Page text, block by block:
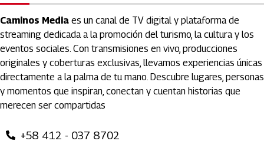
Caminos Media es un canal de TV digital y plataforma de
streaming dedicada a la promoción del turismo, la cultura y los
eventos sociales. Con transmisiones en vivo, producciones
originales y coberturas exclusivas, llevamos experiencias únicas
directamente a la palma de tu mano. Descubre lugares, personas
y momentos que inspiran, conectan y cuentan historias que
merecen ser compartidas
+58 412 - 037 8702